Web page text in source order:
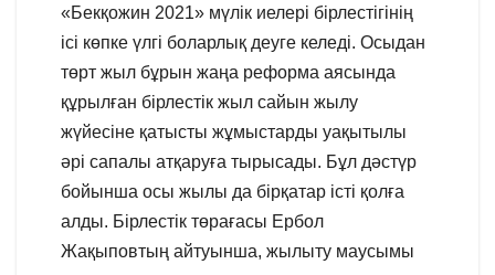
«Бекқожин 2021» мүлік иелері бірлестігінің
ісі көпке үлгі боларлық деуге келеді. Осыдан
төрт жыл бұрын жаңа реформа аясында
құрылған бірлестік жыл сайын жылу
жүйесіне қатысты жұмыстарды уақытылы
әрі сапалы атқаруға тырысады. Бұл дәстүр
бойынша осы жылы да бірқатар істі қолға
алды. Бірлестік төрағасы Ербол
Жақыповтың айтуынша, жылыту маусымы